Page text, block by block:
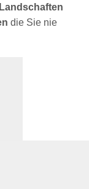
die Sie nie